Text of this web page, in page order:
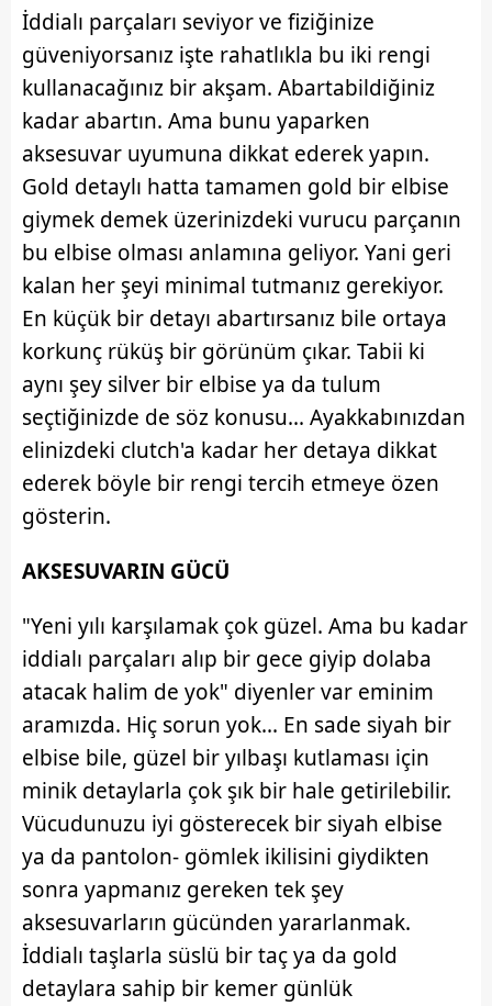
için Ayarlar butonuna tıklayabilir,Çerez Bilgilendirme
Metnimiziziyaret edebilirsiniz.
6698 sayılı Kişisel Verilerin Korunması Kanunu uyarınca
hazırlanmış Aydınlatma Metnimizi okumak ve sitemizde
ilgili mevzuata uygun olarak kullanılan çerezlerle ilgili bilgi
almak için lütfentıklayınız.
İddialı parçaları seviyor ve fiziğinize
güveniyorsanız işte rahatlıkla bu iki rengi
kullanacağınız bir akşam. Abartabildiğiniz
kadar abartın. Ama bunu yaparken
aksesuvar uyumuna dikkat ederek yapın.
Gold detaylı hatta tamamen gold bir elbise
giymek demek üzerinizdeki vurucu parçanın
bu elbise olması anlamına geliyor. Yani geri
kalan her şeyi minimal tutmanız gerekiyor.
En küçük bir detayı abartırsanız bile ortaya
korkunç rüküş bir görünüm çıkar. Tabii ki
aynı şey silver bir elbise ya da tulum
seçtiğinizde de söz konusu... Ayakkabınızdan
elinizdeki clutch'a kadar her detaya dikkat
ederek böyle bir rengi tercih etmeye özen
gösterin.
AKSESUVARIN GÜCÜ
"Yeni yılı karşılamak çok güzel. Ama bu kadar
iddialı parçaları alıp bir gece giyip dolaba
atacak halim de yok" diyenler var eminim
aramızda. Hiç sorun yok... En sade siyah bir
elbise bile, güzel bir yılbaşı kutlaması için
minik detaylarla çok şık bir hale getirilebilir.
Vücudunuzu iyi gösterecek bir siyah elbise
ya da pantolon- gömlek ikilisini giydikten
sonra yapmanız gereken tek şey
aksesuvarların gücünden yararlanmak.
İddialı taşlarla süslü bir taç ya da gold
detaylara sahip bir kemer günlük